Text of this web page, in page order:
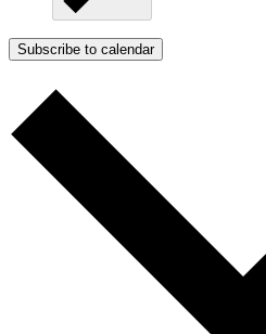
Subscribe to calendar